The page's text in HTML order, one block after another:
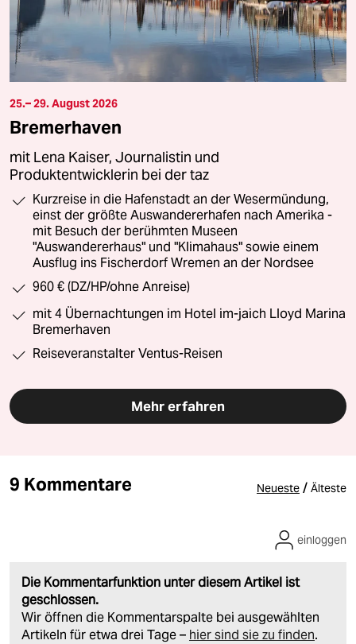
25.– 29. August 2026
Bremerhaven
mit Lena Kaiser, Journalistin und
Produktentwicklerin bei der taz
Kurzreise in die Hafenstadt an der Wesermündung,
einst der größte Auswandererhafen nach Amerika -
mit Besuch der berühmten Museen
"Auswandererhaus" und "Klimahaus" sowie einem
Ausflug ins Fischerdorf Wremen an der Nordsee
960 € (DZ/HP/ohne Anreise)
mit 4 Übernachtungen im Hotel im-jaich Lloyd Marina
Bremerhaven
Reiseveranstalter Ventus-Reisen
Mehr erfahren
9 Kommentare Neueste / Älteste
Die Kommentarfunktion unter diesem Artikel ist
geschlossen.
Wir öffnen die Kommentarspalte bei ausgewählten
Artikeln für etwa drei Tage – hier sind sie zu finden.
einloggen